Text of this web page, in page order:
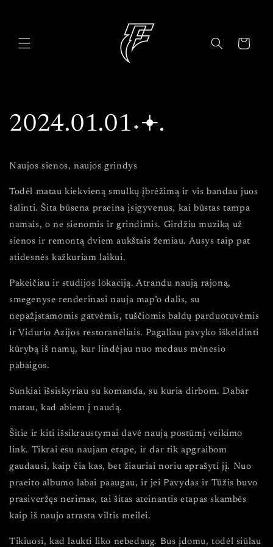
Cart
2024.01.01˖𖥔.
Naujos sienos, naujos grindys
Todėl matau kiekvieną smulkų įbrėžimą ir vis bandau juos
šalinti. Šita būsena praeina įsigyvenus, kai būstas tampa
namais, o ne sienomis ir grindimis. Girdžiu muziką už
sienos ir remontą dviem aukštais žemiau. Ausys taip pat
atidesnės kažkuriam laikui.
Pakeičiau ir studijos lokaciją. Atrandu naują rajoną,
smegenyse renderinasi nauja map’o dalis, su
nepažįstamomis gatvėmis, tuščiomis baldų parduotuvėmis
ir Vidurio Azijos restoranėliais. Pagaliau pavyko iškeldinti
kūrybą iš namų, kur lindėjau nuo medaus mėnesio
pabaigos.
Sunkiai išsiskyriau su komanda, su kuria dirbom. Dabar
matau, kad abiem į naudą.
Šitie ir kiti išsikraustymai davė naują postūmį veikimo
link. Tikrai esu naujam etape, ir dar tik apgraibom
gaudausi, kaip čia kas, bet žiauriai noriu aprašyti jį. Nuo
praeito albumo labai paaugau, ir jei Pavydas ir Tūžis buvo
prasiveržęs nerimas, tai šitas ateinantis etapas skambės
kaip iš naujo atrasta viltis meilei.
Tikiuosi, kad laukti liko nebedaug. Bus įdomu, todėl siūlau